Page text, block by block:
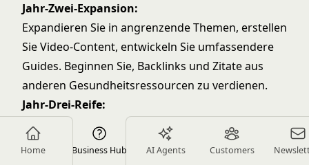
Home Business Hub AI Agents Customers
Jahr-Zwei-Expansion:
Expandieren Sie in angrenzende Themen, erstellen
Sie Video-Content, entwickeln Sie umfassendere
Guides. Beginnen Sie, Backlinks und Zitate aus
anderen Gesundheitsressourcen zu verdienen.
Jahr-Drei-Reife:
Ihre Content-Bibliothek zieht konsistenten
organischen Traffic an. Aktualisieren und frischen